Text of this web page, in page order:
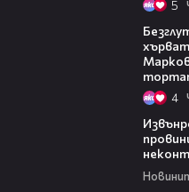
5
4